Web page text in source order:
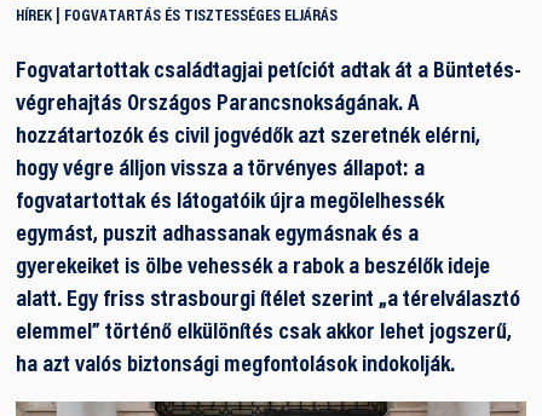
HÍREK FOGVATARTÁS ÉS TISZTESSÉGES ELJÁRÁS
Fogvatartottak családtagjai petíciót adtak át a Büntetés-
végrehajtás Országos Parancsnokságának. A
hozzátartozók és civil jogvédők azt szeretnék elérni,
hogy végre álljon vissza a törvényes állapot: a
fogvatartottak és látogatóik újra megölelhessék
egymást, puszit adhassanak egymásnak és a
gyerekeiket is ölbe vehessék a rabok a beszélők ideje
alatt. Egy friss strasbourgi ítélet szerint „a térelválasztó
elemmel” történő elkülönítés csak akkor lehet jogszerű,
ha azt valós biztonsági megfontolások indokolják.